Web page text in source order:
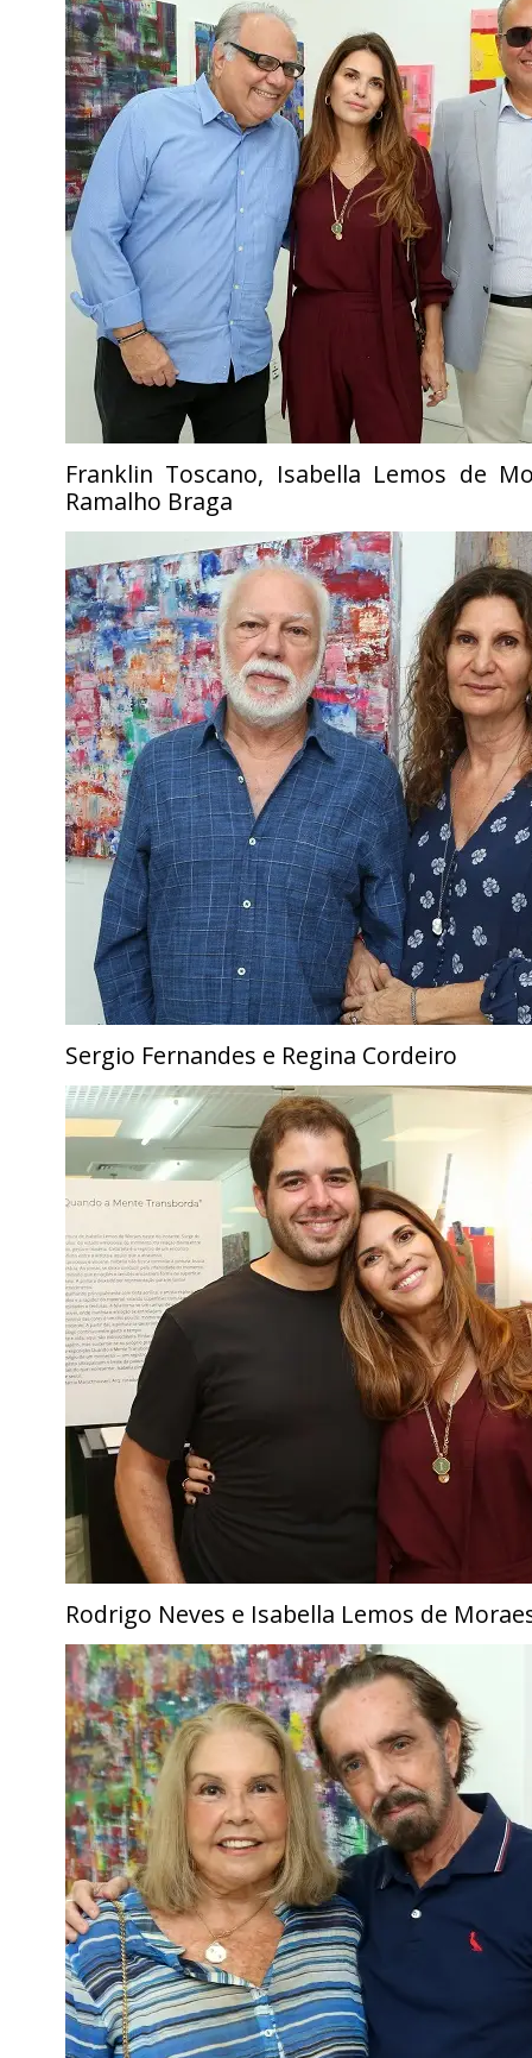
Franklin Toscano, Isabella Lemos de
Ramalho Braga
Sergio Fernandes e Regina Cordeiro
Rodrigo Neves e Isabella Lemos de